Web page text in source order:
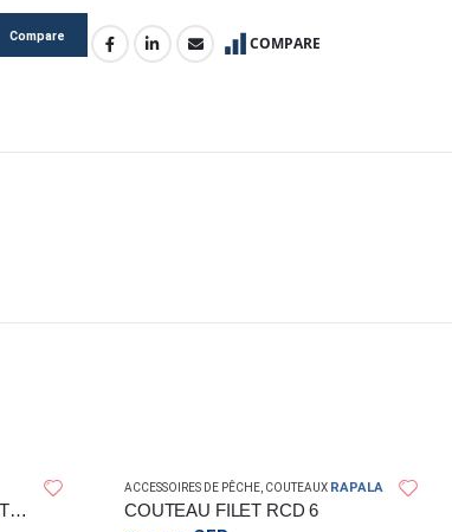
Compare COMPARE
PROTECTION MOULINET – TIAGRA
ACCESSOIRES DE PÊCHE, COUTEAUX RAPALA
COUTEAU FILET RCD 6